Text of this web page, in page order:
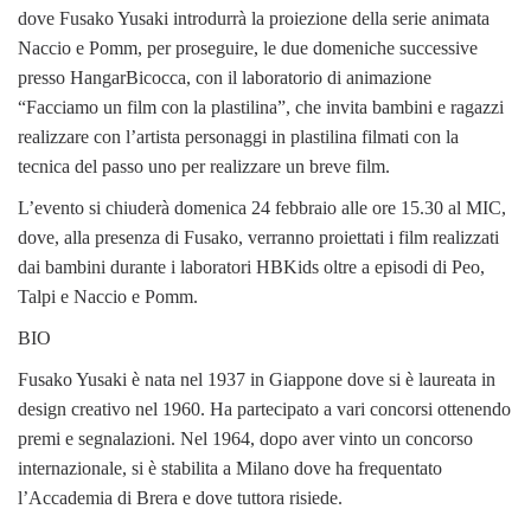
dove Fusako Yusaki introdurrà la proiezione della serie animata
Naccio e Pomm, per proseguire, le due domeniche successive
presso HangarBicocca, con il laboratorio di animazione
“Facciamo un film con la plastilina”, che invita bambini e ragazzi
realizzare con l’artista personaggi in plastilina filmati con la
tecnica del passo uno per realizzare un breve film.
L’evento si chiuderà domenica 24 febbraio alle ore 15.30 al MIC,
dove, alla presenza di Fusako, verranno proiettati i film realizzati
dai bambini durante i laboratori HBKids oltre a episodi di Peo,
Talpi e Naccio e Pomm.
BIO
Fusako Yusaki è nata nel 1937 in Giappone dove si è laureata in
design creativo nel 1960. Ha partecipato a vari concorsi ottenendo
premi e segnalazioni. Nel 1964, dopo aver vinto un concorso
internazionale, si è stabilita a Milano dove ha frequentato
l’Accademia di Brera e dove tuttora risiede.